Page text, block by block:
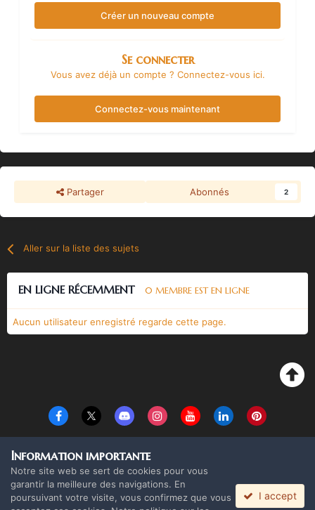
Créer un nouveau compte
Se connecter
Vous avez déjà un compte ? Connectez-vous ici.
Connectez-vous maintenant
Partager Abonnés 2
Aller sur la liste des sujets
EN LIGNE RÉCEMMENT 0 MEMBRE EST EN LIGNE
Aucun utilisateur enregistré regarde cette page.
Copyright Monolith Board Games & The overlord 2016 ©
Powered by Invision Community
Information importante
Notre site web se sert de cookies pour vous
garantir la meilleure des navigations. En
poursuivant votre visite, vous confirmez que vous
I accept